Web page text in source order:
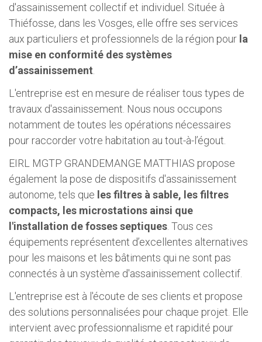
d'assainissement collectif et individuel. Située à
Thiéfosse, dans les Vosges, elle offre ses services
aux particuliers et professionnels de la région pour la
mise en conformité des systèmes
d’assainissement
L'entreprise est en mesure de réaliser tous types de
travaux d'assainissement. Nous nous occupons
notamment de toutes les opérations nécessaires
pour raccorder votre habitation au tout-à-l’égout.
EIRL MGTP GRANDEMANGE MATTHIAS propose
également la pose de dispositifs d'assainissement
autonome, tels que les filtres à sable, les filtres
compacts, les microstations ainsi que
l'installation de fosses septiques . Tous ces
équipements représentent d’excellentes alternatives
pour les maisons et les bâtiments qui ne sont pas
connectés à un système d'assainissement collectif.
L'entreprise est à l'écoute de ses clients et propose
des solutions personnalisées pour chaque projet. Elle
intervient avec professionnalisme et rapidité pour